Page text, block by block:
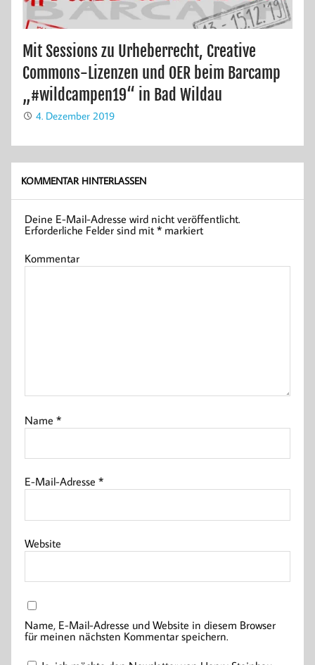
Mit Sessions zu Urheberrecht, Creative
Commons-Lizenzen und OER beim Barcamp
„#wildcampen19“ in Bad Wildau
4. Dezember 2019
KOMMENTAR HINTERLASSEN
Deine E-Mail-Adresse wird nicht veröffentlicht.
Erforderliche Felder sind mit* markiert
Kommentar
Name*
E-Mail-Adresse*
Website
Name, E-Mail-Adresse und Website in diesem Browser
für meinen nächsten Kommentar speichern.